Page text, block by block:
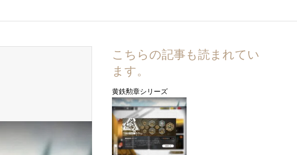
こちらの記事も読まれてい
ます。
黄鉄勲章シリーズ